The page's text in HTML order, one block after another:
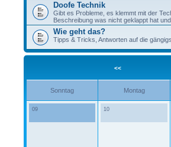
Doofe Technik
Gibt es Probleme, es klemmt mit der
Beschreibung was nicht geklappt hat
Wie geht das?
Tipps & Tricks, Antworten auf die
<<
Sonntag Montag
09 10